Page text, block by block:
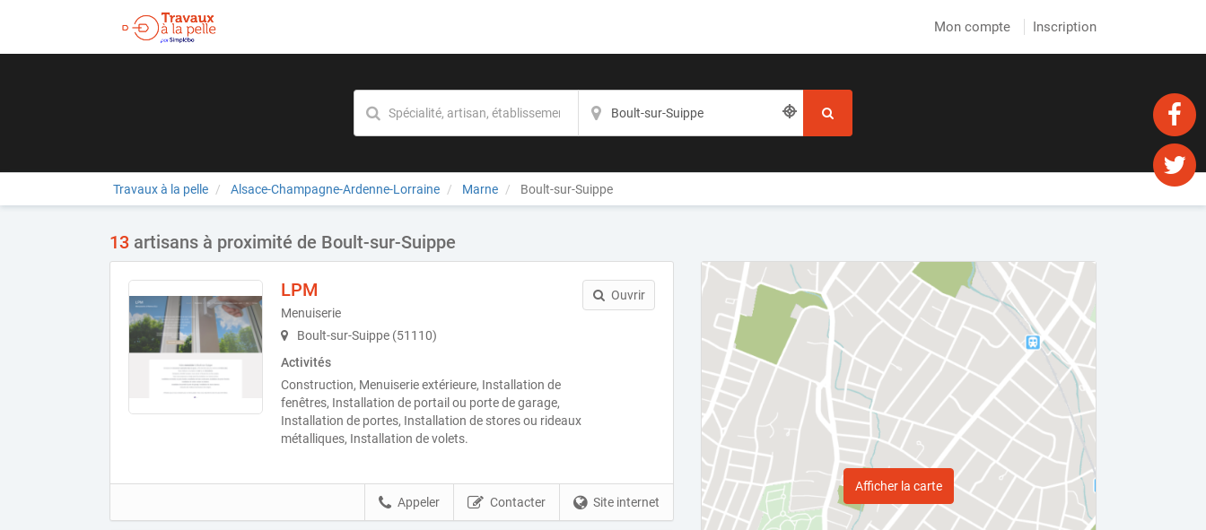
Mon compte Inscription
Travaux à la pelle Alsace-Champagne-Ardenne-Lorraine Marne Boult-sur-Suippe
13 artisans à proximité de Boult-sur-Suippe
LPM
Menuiserie
Boult-sur-Suippe (51110)
Activités
Construction, Menuiserie extérieure, Installation de
fenêtres, Installation de portail ou porte de garage,
Installation de portes, Installation de stores ou rideaux
métalliques, Installation de volets.
Ouvrir
Site internet
Contacter
Appeler
Afficher la carte